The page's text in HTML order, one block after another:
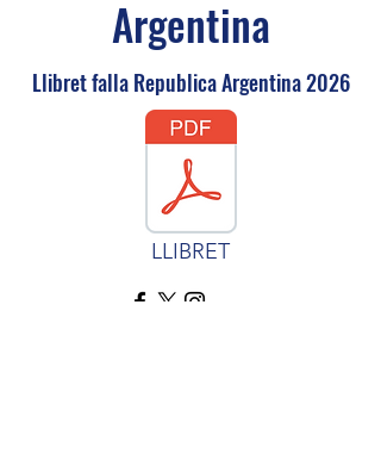
Argentina
Llibret falla Republica Argentina 2026
LLIBRET